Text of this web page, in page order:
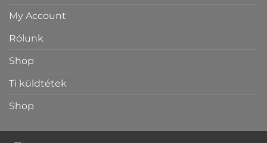
My Account
Rólunk
Shop
Ti küldtétek
Shop